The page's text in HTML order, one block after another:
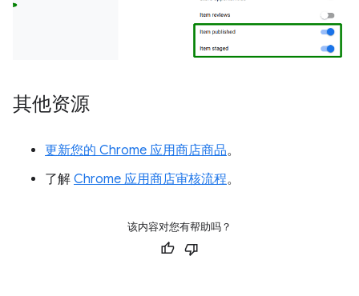
其他资源
更新您的 Chrome 应用商店商品。
了解 Chrome 应用商店审核流程。
该内容对您有帮助吗？